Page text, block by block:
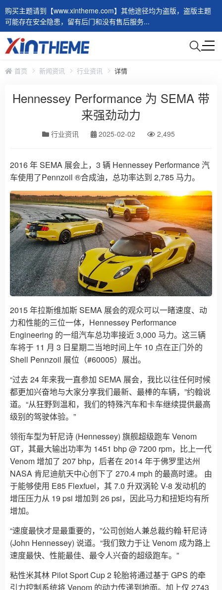
购买主题请到【www.xintheme.com】其他途径均为盗版，盗版主题
可能存在安全隐患，留有后门和没有售后服务...
首页 新闻资讯 行业资讯 详情
Hennessey Performance 为 SEMA 带
来强劲动力
行业资讯 2025-02-02 2,495
2016 年 SEMA 展会上，3 辆 Hennessey Performance 汽
车使用了Pennzoil ®合成油，总功率达到 2,785 马力。
2015 年拉斯维加斯 SEMA 展会的观众可以一睹速度、动
力和性能的三位一体，Hennessey Performance
Engineering 的一组汽车总功率接近 3,000 马力。这三辆
车将于 11 月 3 日星期二当地时间上午 10 点在正门外的
Shell Pennzoil 展位（#60005）展出。
“过去 24 年来我一直参加 SEMA 展会，我比以往任何时候
都更加兴奋地与大家分享我们最新、最棒的车辆，”约翰说
道。“从狂野到温和，我们的特殊汽车和卡车继续提供最高
级别的驾驶体验。”
领衔车型为轩尼诗 (Hennessey) 旗舰超级跑车 Venom
GT，其最大输出功率为 1451 bhp @ 7200 rpm，比上一代
Venom 增加了 207 bhp，后者在 2014 年于佛罗里达州
NASA 肯尼迪航天中心创下了 270.4 mph 的最高时速。 由
于能够使用 E85 Flexfuel，其 7.0 升双涡轮 V-8 发动机的
增压压力从 19 psi 增加到 26 psi，因此马力和扭矩均有所
增加。
“速度最快才是最重要的，”公司创始人兼总裁约​​翰·轩尼诗
(John Hennessey) 说道。“我们致力于让 Venom 成为路上
速度最快、性能最佳、最令人兴奋的超级跑车。”
粘性米其林 Pilot Sport Cup 2 轮胎将通过基于 GPS 的牵
引力控制系统将 Venom 的动力传递到地面。加上仅 2743